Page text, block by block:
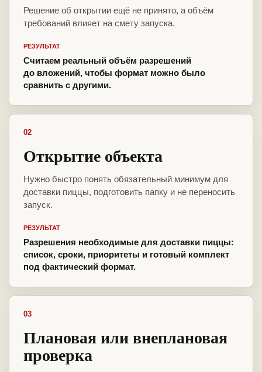
Решение об открытии ещё не принято, а объём
требований влияет на смету запуска.
РЕЗУЛЬТАТ
Считаем реальный объём разрешений
до вложений, чтобы формат можно было
сравнить с другими.
02
Открытие объекта
Нужно быстро понять обязательный минимум для
доставки пиццы, подготовить папку и не переносить
запуск.
РЕЗУЛЬТАТ
Разрешения необходимые для доставки пиццы:
список, сроки, приоритеты и готовый комплект
под фактический формат.
03
Плановая или внеплановая
проверка